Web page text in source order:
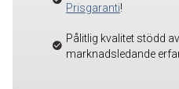
Prisgaranti!
Pålitlig kvalitet stödd
marknadsledande